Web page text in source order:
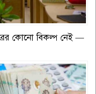
কোনো বিকল্প নেই —